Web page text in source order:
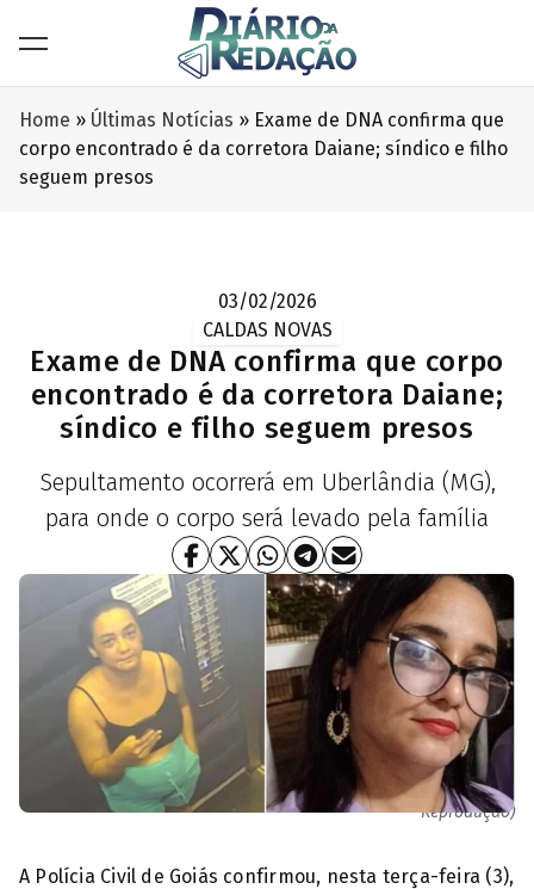
Home » Últimas Notícias » Exame de DNA confirma que
corpo encontrado é da corretora Daiane; síndico e filho
seguem presos
03/02/2026
CALDAS NOVAS
Exame de DNA confirma que corpo
encontrado é da corretora Daiane;
síndico e filho seguem presos
Sepultamento ocorrerá em Uberlândia (MG),
para onde o corpo será levado pela família
Corretora Daiane morta pelo síndico em Caldas Novas (Foto:
Reprodução)
A Polícia Civil de Goiás confirmou, nesta terça-feira (3),